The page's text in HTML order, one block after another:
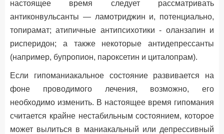
настоящее время следует рассматривать
антиконвульсанты — ламотриджин и, потенциально,
топирамат; атипичные антипсихотики - оланзапин и
рисперидон; а также некоторые антидепрессанты
(например, бупропион, пароксетин и циталопрам).
Если гипоманиакальное состояние развивается на
фоне проводимого лечения, возможно, его
необходимо изменить. В настоящее время гипомания
считается крайне нестабильным состоянием, которое
может вылиться в маниакальный или депрессивный